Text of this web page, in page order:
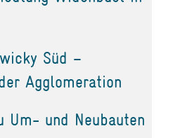
Süd –
Agglomeration
Um- und Neubauten